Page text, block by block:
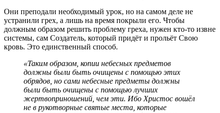
Они преподали необходимый урок, но на самом деле не
устранили грех, а лишь на время покрыли его. Чтобы
должным образом решить проблему греха, нужен кто-то извне
системы, сам Создатель, который придёт и прольёт Свою
кровь. Это единственный способ.
«Таким образом, копии небесных предметов
должны были быть очищены с помощью этих
обрядов, но сами небесные предметы должны
были быть очищены с помощью лучших
жертвоприношений, чем эти. Ибо Христос вошёл
не в рукотворные святые места, которые